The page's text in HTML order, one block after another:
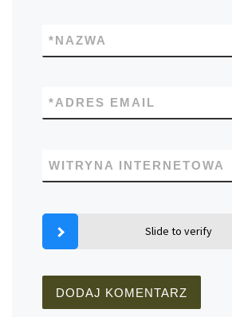
NAZWA
*
ADRES EMAIL
*
WITRYNA INTERNETOWA
Slide to verify